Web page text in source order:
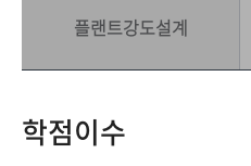
플랜트강도설계
학점이수